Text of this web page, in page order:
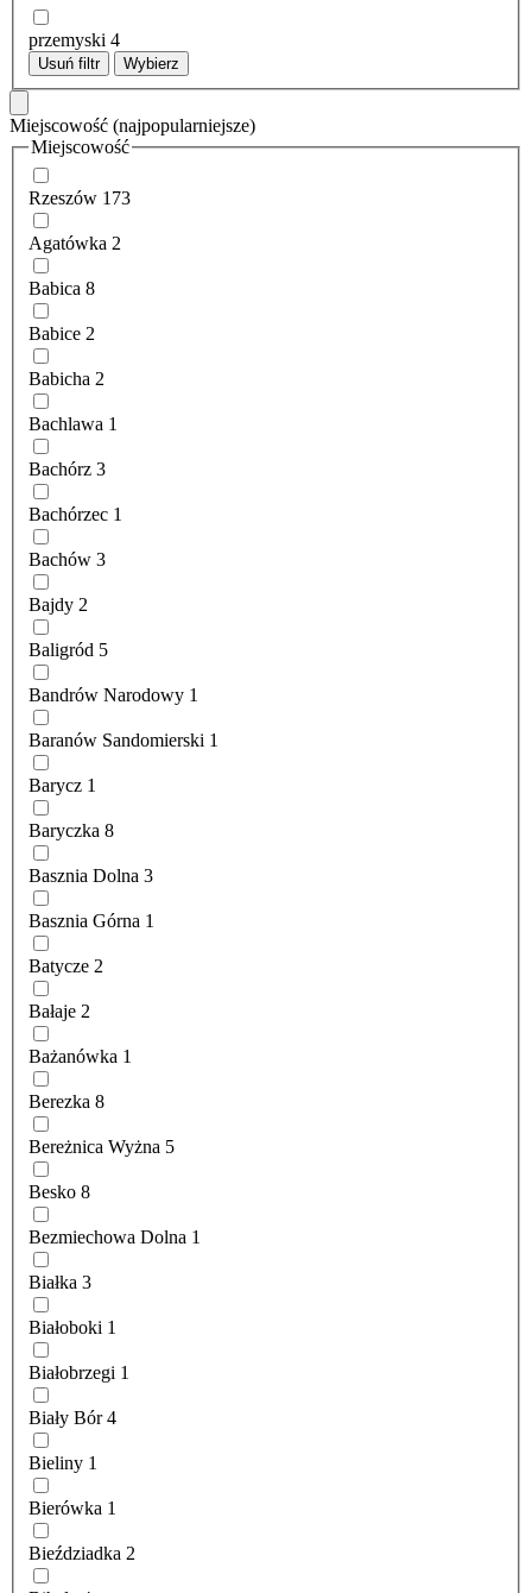
przemyski 4
Usuń filtr Wybierz
Miejscowość (najpopularniejsze)
Miejscowość
Rzeszów 173
Agatówka 2
Babica 8
Babice 2
Babicha 2
Bachlawa 1
Bachórz 3
Bachórzec 1
Bachów 3
Bajdy 2
Baligród 5
Bandrów Narodowy 1
Baranów Sandomierski 1
Barycz 1
Baryczka 8
Basznia Dolna 3
Basznia Górna 1
Batycze 2
Bałaje 2
Bażanówka 1
Berezka 8
Bereżnica Wyżna 5
Besko 8
Bezmiechowa Dolna 1
Białka 3
Białoboki 1
Białobrzegi 1
Biały Bór 4
Bieliny 1
Bierówka 1
Bieździadka 2